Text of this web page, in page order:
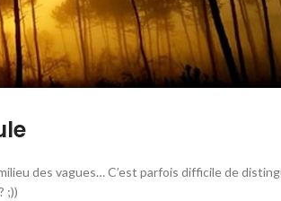
des vagues… C’est parfois difficile de
;))